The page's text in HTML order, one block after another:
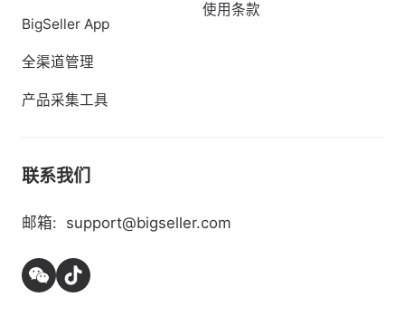
BigSeller App
全渠道管理
产品采集工具
使用条款
联系我们
邮箱: support@bigseller.com